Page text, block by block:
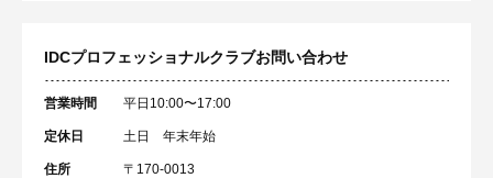
IDCプロフェッショナルクラブお問い合わせ
営業時間 平日10:00〜17:00
定休日 土日 年末年始
住所
〒170-0013